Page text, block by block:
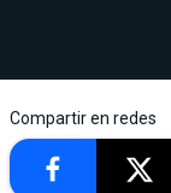
Compartir en redes